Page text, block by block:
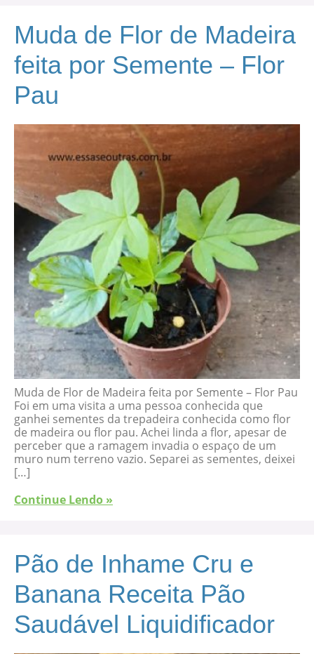
Muda de Flor de Madeira
feita por Semente – Flor
Pau
Muda de Flor de Madeira feita por Semente – Flor Pau
Foi em uma visita a uma pessoa conhecida que
ganhei sementes da trepadeira conhecida como flor
de madeira ou flor pau. Achei linda a flor, apesar de
perceber que a ramagem invadia o espaço de um
muro num terreno vazio. Separei as sementes, deixei
[…]
Continue Lendo »
Pão de Inhame Cru e
Banana Receita Pão
Saudável Liquidificador